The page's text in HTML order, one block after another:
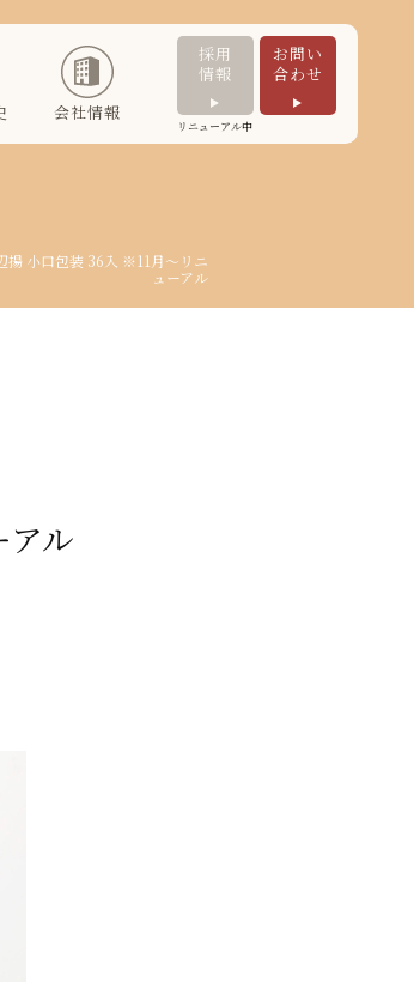
会社情報
採用
情報
リニューアル中
お問い
合わせ
揚 小口包装 36入 ※11月～リニ
ューアル
ル